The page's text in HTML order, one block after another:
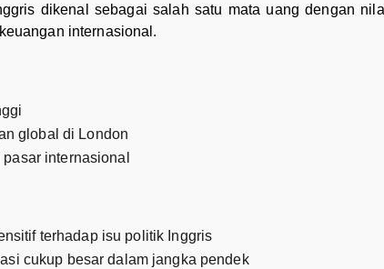
dikenal sebagai salah satu mata uang dengan
internasional.
global di London
internasional
terhadap isu politik Inggris
cukup besar dalam jangka pendek